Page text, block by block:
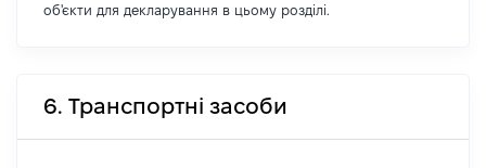
об'єкти для декларування в цьому розділі.
6. Транспортні засоби